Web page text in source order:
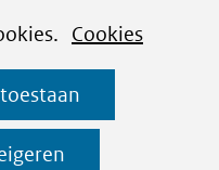
Cookies
de